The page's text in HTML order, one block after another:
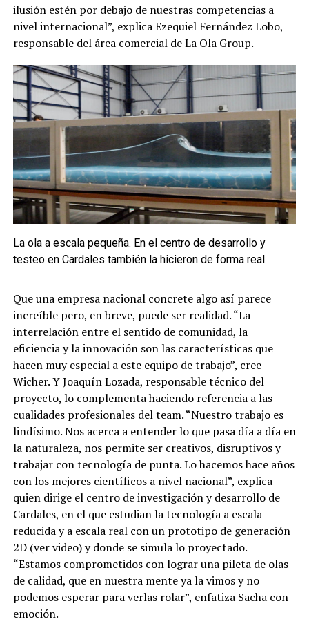
ilusión estén por debajo de nuestras competencias a
nivel internacional”, explica Ezequiel Fernández Lobo,
responsable del área comercial de La Ola Group.
La ola a escala pequeña. En el centro de desarrollo y
testeo en Cardales también la hicieron de forma real.
Que una empresa nacional concrete algo así parece
increíble pero, en breve, puede ser realidad. “La
interrelación entre el sentido de comunidad, la
eficiencia y la innovación son las características que
hacen muy especial a este equipo de trabajo”, cree
Wicher. Y Joaquín Lozada, responsable técnico del
proyecto, lo complementa haciendo referencia a las
cualidades profesionales del team. “Nuestro trabajo es
lindísimo. Nos acerca a entender lo que pasa día a día en
la naturaleza, nos permite ser creativos, disruptivos y
trabajar con tecnología de punta. Lo hacemos hace años
con los mejores científicos a nivel nacional”, explica
quien dirige el centro de investigación y desarrollo de
Cardales, en el que estudian la tecnología a escala
reducida y a escala real con un prototipo de generación
2D (ver video) y donde se simula lo proyectado.
“Estamos comprometidos con lograr una pileta de olas
de calidad, que en nuestra mente ya la vimos y no
podemos esperar para verlas rolar”, enfatiza Sacha con
emoción.